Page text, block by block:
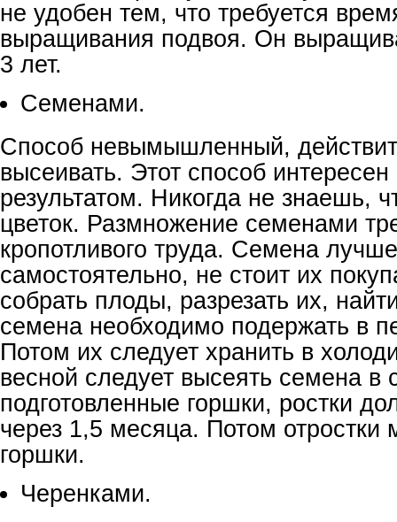
не удобен тем, что требуется
выращивания подвоя. Он
3 лет.
Семенами.
Способ невымышленный,
высеивать. Этот способ
результатом. Никогда не знаешь,
цветок. Размножение семенами
кропотливого труда. Семена
самостоятельно, не стоит их
собрать плоды, разрезать их,
семена необходимо подержать в
Потом их следует хранить в
весной следует высеять семена в
подготовленные горшки, ростки
через 1,5 месяца. Потом отростки
горшки.
Черенками.